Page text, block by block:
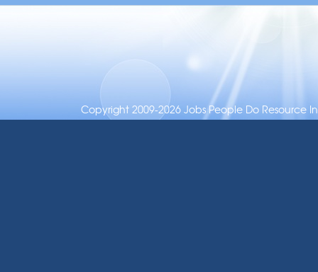
Copyright 2009-2026 Jobs People Do Resource